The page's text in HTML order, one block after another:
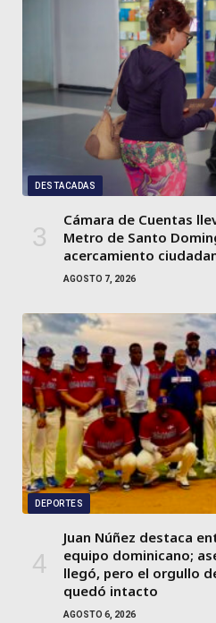
DESTACADAS
Cámara de Cuentas
Metro de Santo
acercamiento
AGOSTO 7, 2026
DEPORTES
Juan Núñez destaca
equipo dominicano;
llegó, pero el orgullo
quedó intacto
AGOSTO 6, 2026